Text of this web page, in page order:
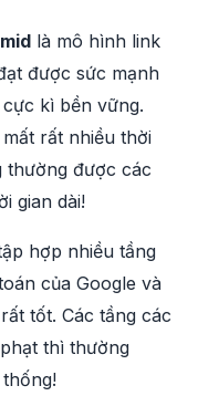
là mô hình link
được sức mạnh
kì bền vững.
rất nhiều thời
thường được các
gian dài!
hợp nhiều tầng
của Google và
tốt. Các tầng các
thì thường